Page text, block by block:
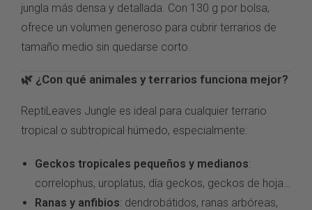
jungla más densa y detallada. Con 130 g por bolsa,
ofrece un volumen generoso para cubrir terrarios de
tamaño medio sin quedarse corto.
🌿 ¿Con qué animales y terrarios funciona mejor?
ReptiLeaves Jungle es ideal para cualquier terrario
tropical o subtropical húmedo, especialmente:
Geckos tropicales pequeños y medianos:
correlophus, uroplatus, día geckos, geckos de hoja…
Ranas y anfibios: dendrobátidos, ranas arbóreas,